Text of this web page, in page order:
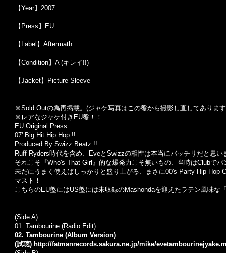
【Year】2007
【Press】EU
【Label】Aftermath
【Condition】A (キレイ!!)
【Jacket】Picture Sleeve
※Sold Outの為再掲載。 (ジャケ写真はこの盤から撮影し直してありま
※レアなジャケ付きEU盤！！
EU Original Press.
07' Big Hit Hip Hop !!
Produced By Swizz Beatz !!
Ruff Ryders時代を含め、EveとSwizzの相性は本当にバッチリだと思い
それこそ『Who's That Girl』的な爆発力こそ無いもの、当時はClubで
未だにうまく使えばしっかりと盛り上がる、まさに00's Party Hip Hop
マスト！
こちらのEU盤にはUS盤には未収録のMashondaを迎えたラテン風味な
(Side A)
01. Tambourine (Radio Edit)
02. Tambourine (Album Version)
(試聴) http://fatmanrecords.sakura.ne.jp/mike/